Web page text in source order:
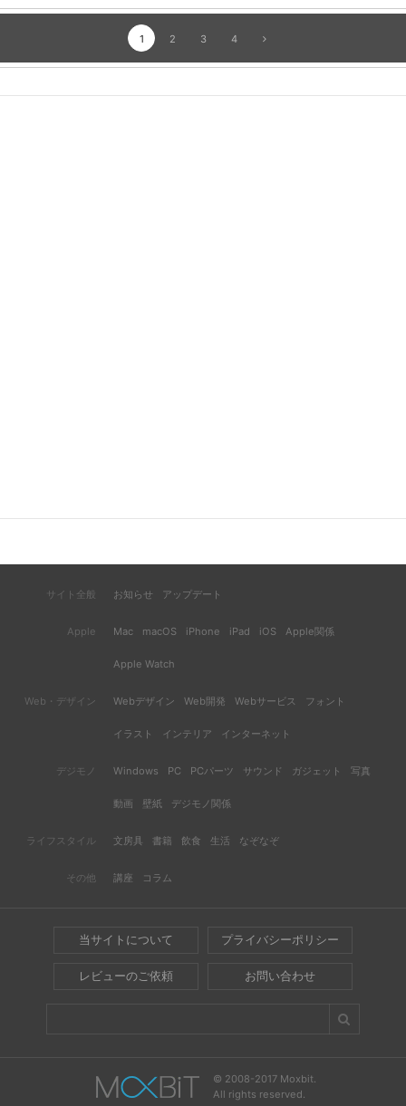
1 2 3 4
サイト全般 お知らせ アップデート
Apple Mac macOS iPhone iPad iOS Apple関係
Apple Watch
Web・デザイン Webデザイン Web開発 Webサービス フォント
イラスト インテリア インターネット
デジモノ Windows PC PCパーツ サウンド ガジェット 写真
動画 壁紙 デジモノ関係
ライフスタイル 文房具 書籍 飲食 生活 なぞなぞ
その他 講座 コラム
当サイトについて プライバシーポリシー
レビューのご依頼 お問い合わせ
© 2008-2017 Moxbit.
All rights reserved.